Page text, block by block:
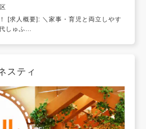
[求人概要]: ＼家事・育児と両立しやす
しゅふ...
スティ